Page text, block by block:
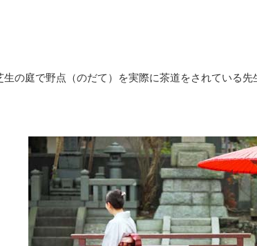
の庭で野点（のだて）を実際に茶道をされている